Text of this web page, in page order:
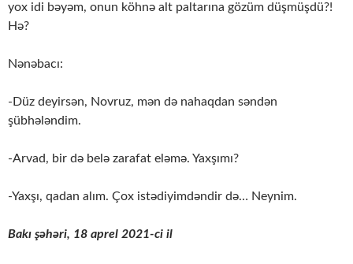
yox idi bəyəm, onun köhnə alt paltarına gözüm düşmüşdü?!
Hə?
Nənəbacı:
-Düz deyirsən, Novruz, mən də nahaqdan səndən
şübhələndim.
-Arvad, bir də belə zarafat eləmə. Yaxşımı?
-Yaxşı, qadan alım. Çox istədiyimdəndir də… Neynim.
Bakı şəhəri, 18 aprel 2021-ci il